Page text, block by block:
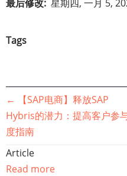
最后修改 星期四, 一月 5,
Tags
书
籍
遍
←
【SAP电商】释放SAP
Hybris的潜力：提高客户参
度指南
Article
Read more